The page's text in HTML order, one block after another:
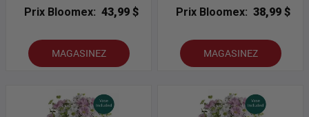
Prix Bloomex: 43,99 $
MAGASINEZ
Prix Bloomex: 38,99 $
MAGASINEZ